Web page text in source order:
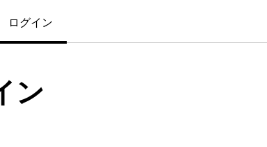
ログイン
ン